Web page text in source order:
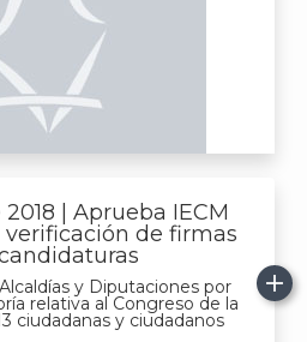
| Aprueba IECM
de firmas
y Diputaciones por
relativa al Congreso de la
ciudadanas y ciudadanos